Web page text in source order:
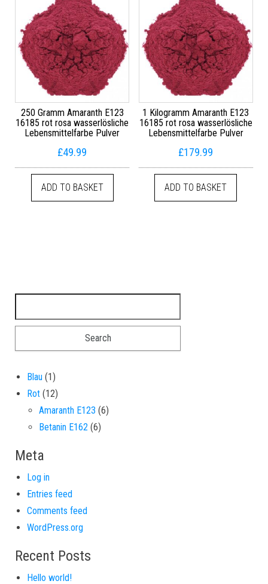
250 Gramm Amaranth E123
16185 rot rosa wasserlösliche
Lebensmittelfarbe Pulver
£49.99
ADD TO BASKET
1 Kilogramm Amaranth E123
16185 rot rosa wasserlösliche
Lebensmittelfarbe Pulver
£179.99
ADD TO BASKET
Blau 11 product
Rot 1212 products
Amaranth E123 66 products
Betanin E162 66 products
Meta
Log in
Entries feed
Comments feed
WordPress.org
Recent Posts
Hello world!